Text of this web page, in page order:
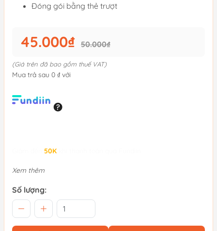
Đóng gói bằng thẻ trượt
45.000₫ 50.000₫
(Giá trên đã bao gồm thuế VAT)
Mua trả sau 0 ₫ với
50K
Xem thêm
Số lượng: